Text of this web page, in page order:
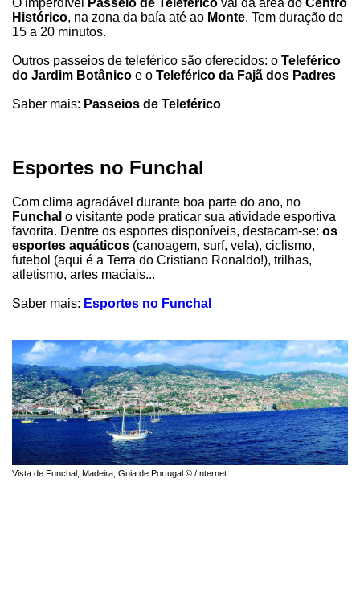
Histórico, na zona da baía até ao Monte. Tem duração de
15 a 20 minutos.
Outros passeios de teleférico são oferecidos: o Teleférico
do Jardim Botânico e o Teleférico da Fajã dos Padres
Saber mais: Passeios de Teleférico
Esportes no Funchal
Com clima agradável durante boa parte do ano, no
Funchal o visitante pode praticar sua atividade esportiva
favorita. Dentre os esportes disponíveis, destacam-se: os
esportes aquáticos (canoagem, surf, vela), ciclismo,
futebol (aqui é a Terra do Cristiano Ronaldo!), trilhas,
atletismo, artes maciais...
Saber mais: Esportes no Funchal
Vista de Funchal, Madeira, Guia de Portugal © /Internet